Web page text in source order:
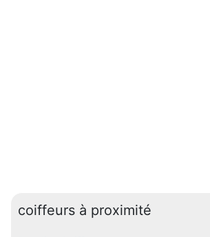
coiffeurs à proximité